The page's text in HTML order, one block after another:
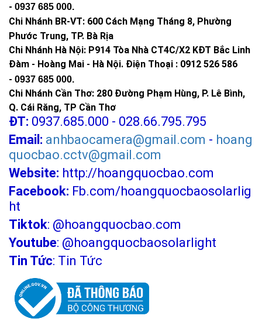
- 0937 685 000.
Chi Nhánh BR-VT: 600 Cách Mạng Tháng 8, Phường
Phước Trung, TP. Bà Rịa
Chi Nhánh Hà Nội: P914 Tòa Nhà CT4C/X2 KĐT Bắc Linh
Đàm - Hoàng Mai - Hà Nội. Điện Thoại : 0912 526 586
- 0937 685 000.
Chi Nhánh Cần Thơ: 280 Đường Phạm Hùng, P. Lê Bình,
Q. Cái Răng, TP Cần Thơ
ĐT: 0937.685.000 - 028.66.795.795
Email: anhbaocamera@gmail.com - hoang
quocbao.cctv@gmail.com
Website: http://hoangquocbao.com
Facebook: Fb.com/hoangquocbaosolarlig
ht
Tiktok: @hoangquocbao.com
Youtube: @hoangquocbaosolarlight
Tin Tức: Tin Tức